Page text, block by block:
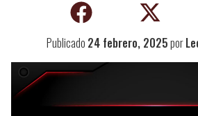
Publicado 24 febrero, 2025por